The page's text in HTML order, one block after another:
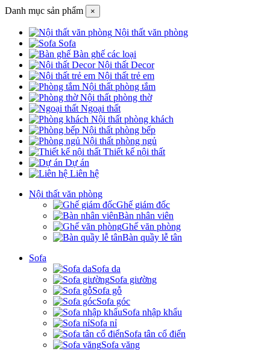
Danh mục sản phẩm ×
Nội thất văn phòng
Sofa
Bàn ghế các loại
Nội thất Decor
Nội thất trẻ em
Nội thất phòng tắm
Nội thất phòng thờ
Ngoại thất
Nội thất phòng khách
Nội thất phòng bếp
Nội thất phòng ngủ
Thiết kế nội thất
Dự án
Liên hệ
Nội thất văn phòng
Ghế giám đốc
Bàn nhân viên
Ghế văn phòng
Bàn quầy lễ tân
Sofa
Sofa da
Sofa giường
Sofa gỗ
Sofa góc
Sofa nhập khẩu
Sofa nỉ
Sofa tân cổ điển
Sofa văng